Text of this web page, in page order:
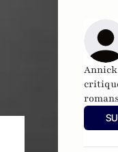
essai :